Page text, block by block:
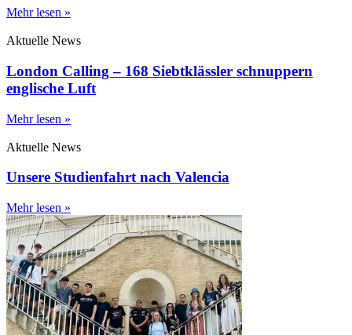
Mehr lesen »
Aktuelle News
London Calling – 168 Siebtklässler schnuppern
englische Luft
Mehr lesen »
Aktuelle News
Unsere Studienfahrt nach Valencia
Mehr lesen »